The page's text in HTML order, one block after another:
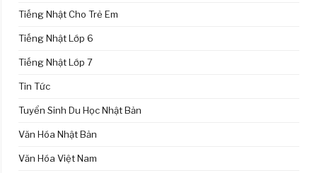
Tiếng Nhật Cho Trẻ Em
Tiếng Nhật Lớp 6
Tiếng Nhật Lớp 7
Tin Tức
Tuyển Sinh Du Học Nhật Bản
Văn Hóa Nhật Bản
Văn Hóa Việt Nam